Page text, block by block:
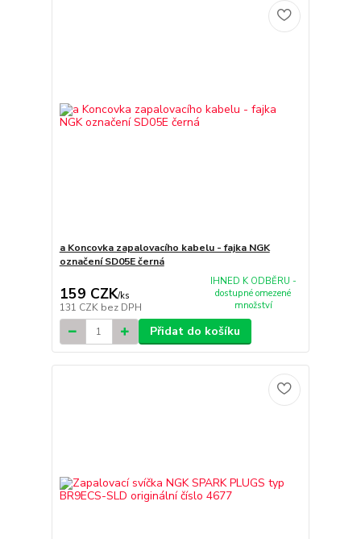
a Koncovka zapalovacího kabelu - fajka NGK
označení SD05E černá
159 CZK/ks
131 CZK bez DPH
IHNED K ODBĚRU -
dostupné omezené
množství
Přidat do košíku